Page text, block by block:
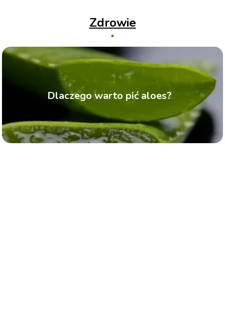
Zdrowie
Dlaczego warto pić aloes?